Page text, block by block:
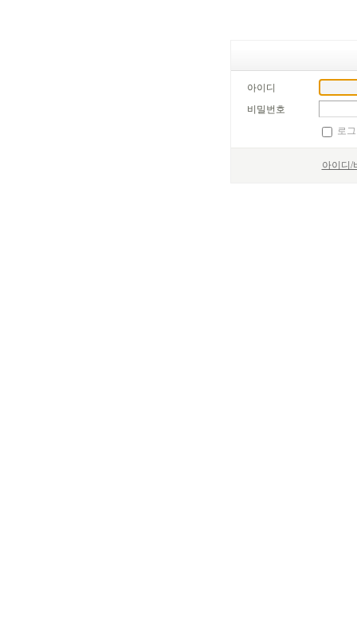
아이디
비밀번호
로
아이디/